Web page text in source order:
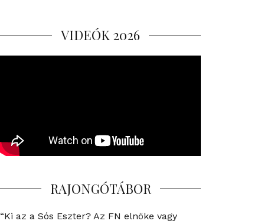
VIDEÓK 2026
RAJONGÓTÁBOR
“Ki az a Sós Eszter? Az FN elnöke vagy